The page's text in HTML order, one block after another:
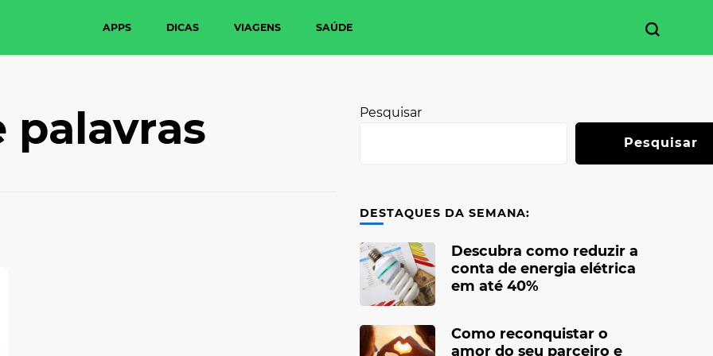
APPS DICAS VIAGENS SAÚDE
Pesquisar
Pesquisar
DESTAQUES DA SEMANA:
Descubra como reduzir a
conta de energia elétrica
em até 40%
Como reconquistar o
amor do seu parceiro e